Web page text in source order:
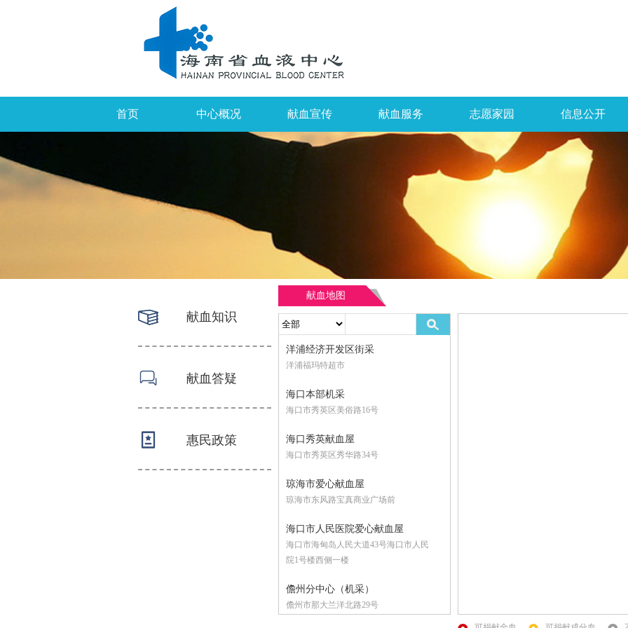
首页 中心概况 献血宣传 献血服务 志愿家园 信息公开
献血知识
献血答疑
惠民政策
献血地图
洋浦经济开发区街采
洋浦福玛特超市
海口本部机采
海口市秀英区美俗路16号
海口秀英献血屋
海口市秀英区秀华路34号
琼海市爱心献血屋
琼海市东风路宝真商业广场前
海口市人民医院爱心献血屋
海口市海甸岛人民大道43号海口市人民
院1号楼西侧一楼
儋州分中心（机采）
儋州市那大兰洋北路29号